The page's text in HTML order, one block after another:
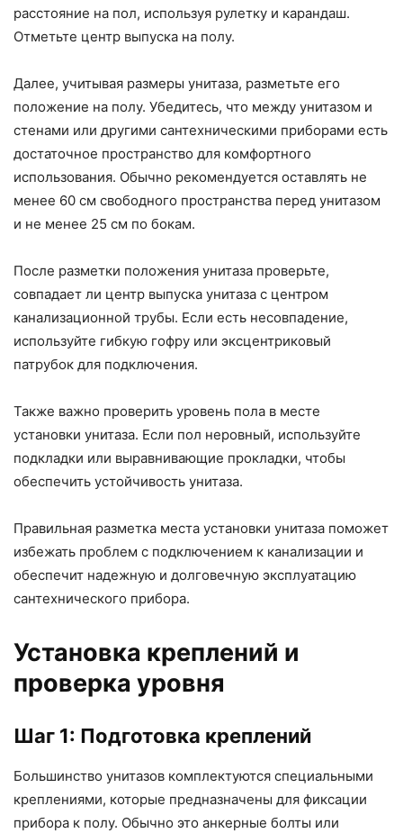
расстояние на пол, используя рулетку и карандаш.
Отметьте центр выпуска на полу.
Далее, учитывая размеры унитаза, разметьте его
положение на полу. Убедитесь, что между унитазом и
стенами или другими сантехническими приборами есть
достаточное пространство для комфортного
использования. Обычно рекомендуется оставлять не
менее 60 см свободного пространства перед унитазом
и не менее 25 см по бокам.
После разметки положения унитаза проверьте,
совпадает ли центр выпуска унитаза с центром
канализационной трубы. Если есть несовпадение,
используйте гибкую гофру или эксцентриковый
патрубок для подключения.
Также важно проверить уровень пола в месте
установки унитаза. Если пол неровный, используйте
подкладки или выравнивающие прокладки, чтобы
обеспечить устойчивость унитаза.
Правильная разметка места установки унитаза поможет
избежать проблем с подключением к канализации и
обеспечит надежную и долговечную эксплуатацию
сантехнического прибора.
Установка креплений и
проверка уровня
Шаг 1: Подготовка креплений
Большинство унитазов комплектуются специальными
креплениями, которые предназначены для фиксации
прибора к полу. Обычно это анкерные болты или